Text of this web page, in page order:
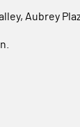
Aubrey